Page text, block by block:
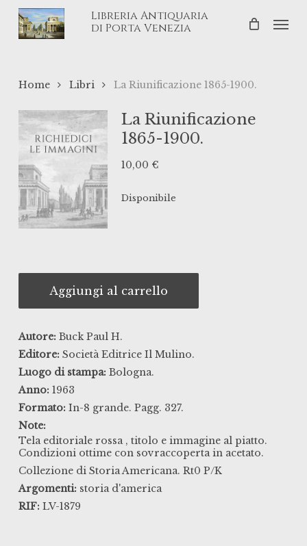
Skip
Libreria Antiquaria
di Porta Venezia
Home Libri La Riunificazione 1865-1900.
La Riunificazione
1865-1900.
10,00 €
Disponibile
Aggiungi al carrello
Autore: Buck Paul H.
Editore: Società Editrice Il Mulino.
Luogo di stampa: Bologna.
Anno: 1963
Formato: In-8 grande. Pagg. 327.
Note:
Tela editoriale rossa , titolo e immagine al piatto.
Condizioni ottime con sovraccoperta in acetato.
Collezione di Storia Americana. Rt0 P/K
Argomenti: storia d'america
RIF: LV-1879